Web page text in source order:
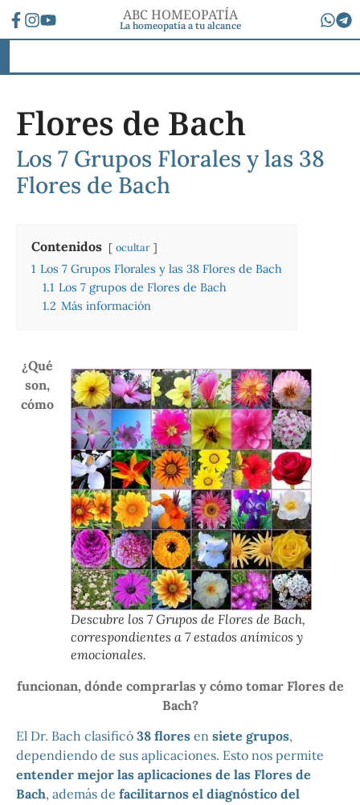
ABC HOMEOPATÍA
La homeopatía a tu alcance
Flores de Bach
Los 7 Grupos Florales y las 38
Flores de Bach
Contenidos ocultar
1 Los 7 Grupos Florales y las 38 Flores de Bach
1.1 Los 7 grupos de Flores de Bach
1.2 Más información
Descubre los 7 Grupos de Flores de Bach,
correspondientes a 7 estados anímicos y
emocionales.
¿Qué
son,
cómo
funcionan, dónde comprarlas y cómo tomar Flores de
Bach?
El Dr. Bach clasificó 38 flores en siete grupos,
dependiendo de sus aplicaciones. Esto nos permite
entender mejor las aplicaciones de las Flores de
Bach, además de facilitarnos el diagnóstico del